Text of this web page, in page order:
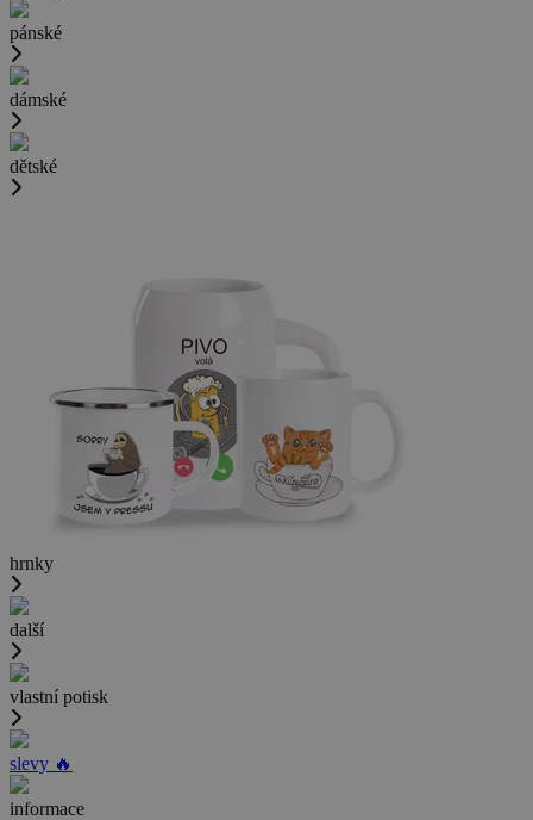
pánské
dámské
dětské
hrnky
další
vlastní potisk
slevy 🔥
informace